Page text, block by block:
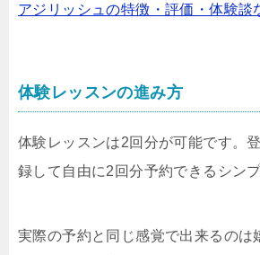
アジリッシュの特徴・評価・体験談
体験レッスンの進み方
体験レッスンは2回分が可能です。
録して自由に2回分予約できるシン
実際の予約と同じ感覚で出来るのは